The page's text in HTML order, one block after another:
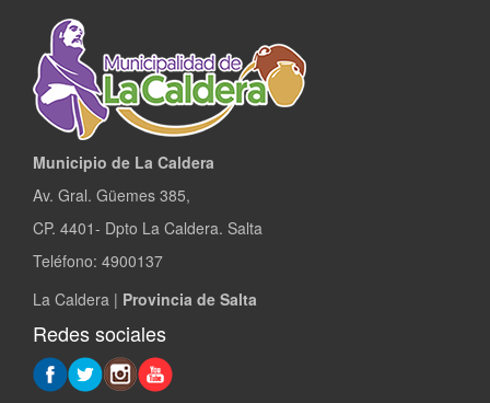
Municipio de La Caldera
Av. Gral. Güemes 385,
CP. 4401- Dpto La Caldera. Salta
Teléfono: 4900137
La Caldera | Provincia de Salta
Redes sociales